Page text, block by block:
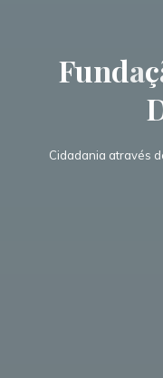
Fundaç
Cidadania através